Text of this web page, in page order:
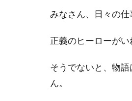
みなさん、日々の仕
正義のヒーローがい
そうでないと、物
ん。